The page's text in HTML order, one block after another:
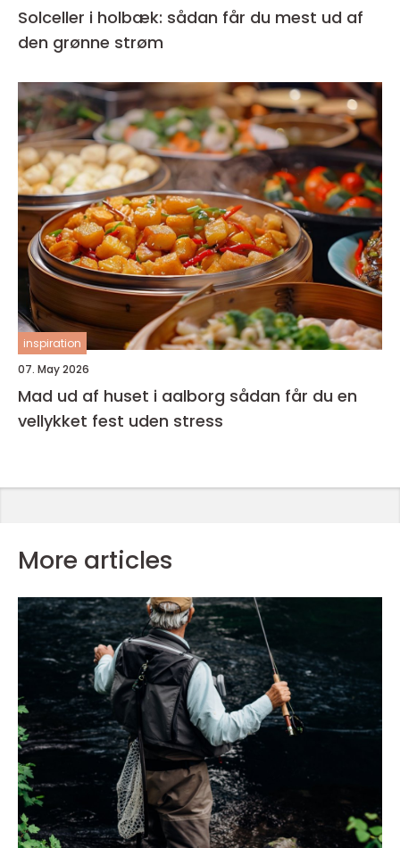
Solceller i holbæk: sådan får du mest ud af
den grønne strøm
inspiration
07. May 2026
Mad ud af huset i aalborg sådan får du en
vellykket fest uden stress
More articles